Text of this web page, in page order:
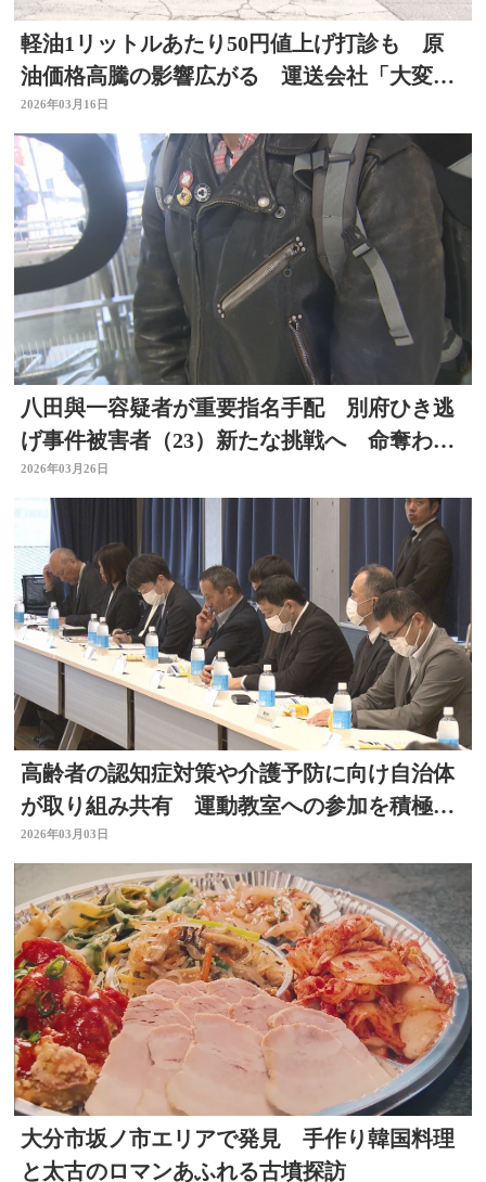
軽油1リットルあたり50円値上げ打診も 原
油価格高騰の影響広がる 運送会社「大変厳
しい」 大分
2026年03月16日
八田與一容疑者が重要指名手配 別府ひき逃
げ事件被害者（23）新たな挑戦へ 命奪われ
た友人への思い語る
2026年03月26日
高齢者の認知症対策や介護予防に向け自治体
が取り組み共有 運動教室への参加を積極的
に呼び掛けなど 大分
2026年03月03日
大分市坂ノ市エリアで発見 手作り韓国料理
と太古のロマンあふれる古墳探訪